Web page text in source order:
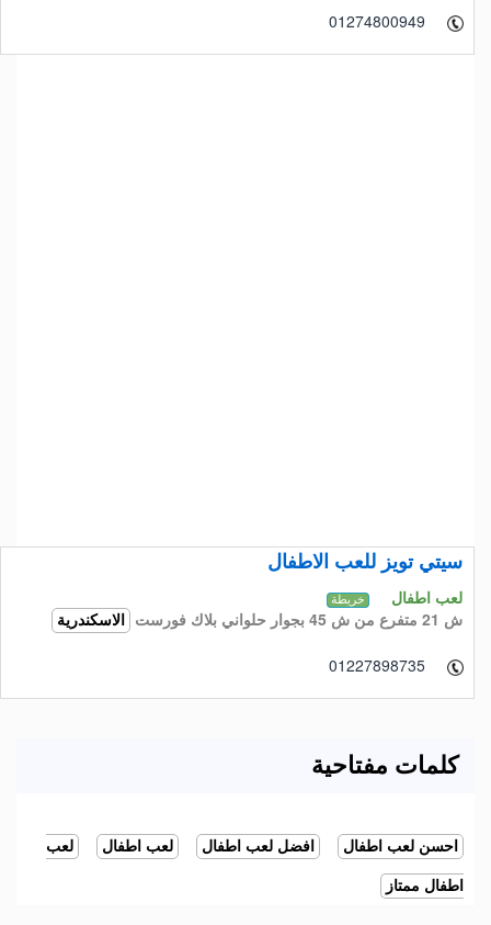
01274800949
سيتي تويز للعب الاطفال
لعب اطفال خريطة
ش 21 متفرع من ش 45 بجوار حلواني بلاك فورست الاسكندرية
01227898735
كلمات مفتاحية
احسن لعب اطفال افضل لعب اطفال لعب اطفال لعب
اطفال ممتاز